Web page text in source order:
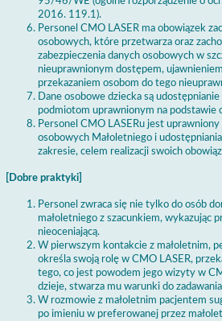
2016. 119.1).
Personel CMO LASER ma obowiązek
osobowych, które przetwarza oraz
zabezpieczenia danych osobowych w
nieuprawnionym dostępem,
przekazaniem osobom do tego
Dane osobowe dziecka są
podmiotom uprawnionym na podstawie
Personel CMO LASERu jest
osobowych Małoletniego i
zakresie, celem realizacji swoich
[Dobre praktyki]
Personel zwraca się nie tylko do osób
małoletniego z szacunkiem, wykazując
nieoceniającą.
W pierwszym kontakcie z małoletnim,
określa swoją rolę w CMO LASER,
tego, co jest powodem jego wizyty w
dzieje, stwarza mu warunki do
W rozmowie z małoletnim pacjentem
po imieniu w preferowanej przez